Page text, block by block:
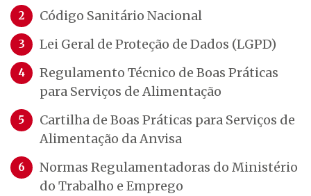
Código Sanitário Nacional
Lei Geral de Proteção de Dados (LGPD)
Regulamento Técnico de Boas Práticas
para Serviços de Alimentação
Cartilha de Boas Práticas para Serviços de
Alimentação da Anvisa
Normas Regulamentadoras do Ministério
do Trabalho e Emprego